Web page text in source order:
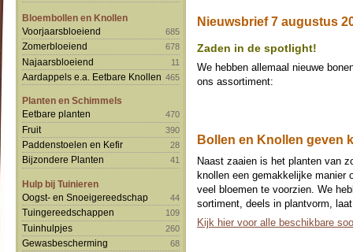
Bloembollen en Knollen
Voorjaarsbloeiend
685
Zomerbloeiend 678
Najaarsbloeiend 11
Aardappels e.a. Eetbare Knollen 465
Planten en Schimmels
Eetbare planten
470
Fruit 390
Paddenstoelen en Kefir 28
Bijzondere Planten 41
Hulp bij Tuinieren
Oogst- en Snoeigereedschap
44
Tuingereedschappen 109
Tuinhulpjes 260
Gewasbescherming 68
Nieuwsbrief 7 augustus
Zaden in de spotlight!
We hebben allemaal nieuwe
ons assortiment:
Bollen en Knollen geven
Naast zaaien is het planten van
knollen een gemakkelijke manier
veel bloemen te voorzien. We
sortiment, deels in plantvorm,
Kijk hier voor alle beschikbare